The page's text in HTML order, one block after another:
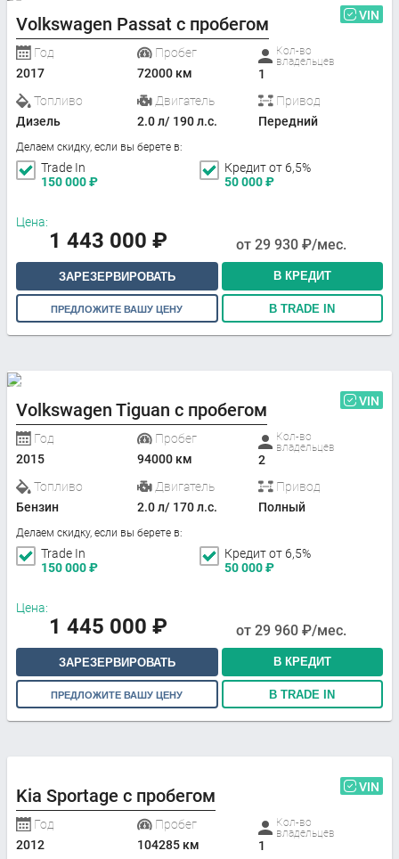
Volkswagen Passat с пробегом VIN
Год
2017
Пробег
72000 км
Кол-во
владельцев
1
Топливо
Дизель
Двигатель
2.0 л/ 190 л.с.
Привод
Передний
Делаем скидку, если вы берете в:
Trade In
150 000₽
Кредит от 6,5%
50 000₽
Цена:
1 443 000 ₽ от 29 930 ₽/мес.
ЗАРЕЗЕРВИРОВАТЬ В КРЕДИТ
ПРЕДЛОЖИТЕ ВАШУ ЦЕНУ В TRADE IN
Volkswagen Tiguan с пробегом VIN
Год
2015
Пробег
94000 км
Кол-во
владельцев
2
Топливо
Бензин
Двигатель
2.0 л/ 170 л.с.
Привод
Полный
Делаем скидку, если вы берете в:
Trade In
150 000₽
Кредит от 6,5%
50 000₽
Цена:
1 445 000 ₽ от 29 960 ₽/мес.
ЗАРЕЗЕРВИРОВАТЬ В КРЕДИТ
ПРЕДЛОЖИТЕ ВАШУ ЦЕНУ В TRADE IN
Kia Sportage с пробегом VIN
Год
2012
Пробег
104285 км
Кол-во
владельцев
1